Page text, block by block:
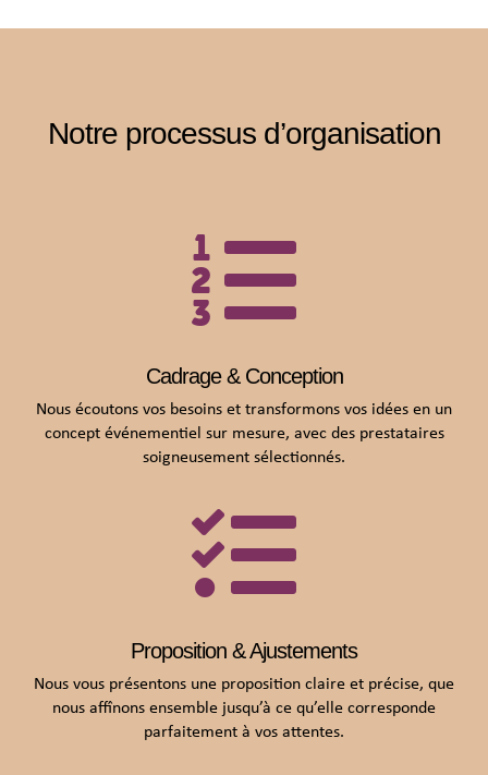
Notre processus d’organisation

Cadrage & Conception
Nous écoutons vos besoins et transformons vos idées en un
concept événementiel sur mesure, avec des prestataires
soigneusement sélectionnés.

Proposition & Ajustements
Nous vous présentons une proposition claire et précise, que
nous affînons ensemble jusqu’à ce qu’elle corresponde
parfaitement à vos attentes.